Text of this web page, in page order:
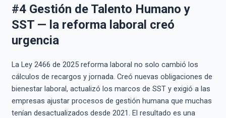
#4 Gestión de Talento Humano y
SST — la reforma laboral creó
urgencia
La Ley 2466 de 2025 reforma laboral no solo cambió los
cálculos de recargos y jornada. Creó nuevas obligaciones de
bienestar laboral, actualizó los marcos de SST y exigió a las
empresas ajustar procesos de gestión humana que muchas
tenían desactualizados desde 2021. El resultado es una